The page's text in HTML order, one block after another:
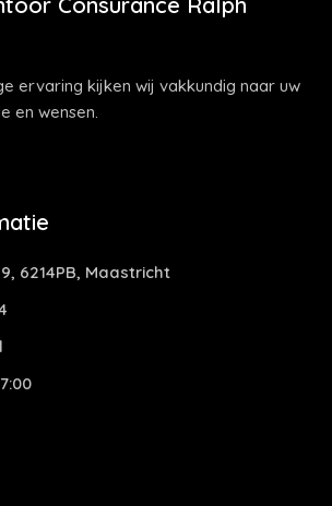
ervaring kijken wij vakkundig naar uw
en wensen.
6214PB, Maastricht